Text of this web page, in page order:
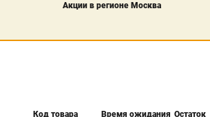
Акции в регионе Москва
Код товара Время ожидания Остаток